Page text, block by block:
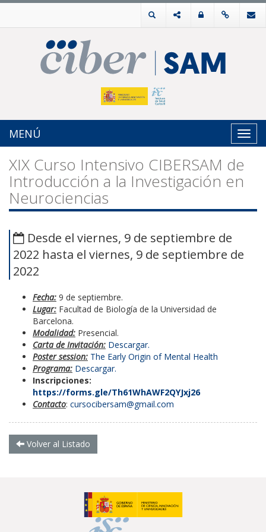
MENÚ
XIX Curso Intensivo CIBERSAM de
Introducción a la Investigación en
Neurociencias
Desde el viernes, 9 de septiembre de
2022 hasta el viernes, 9 de septiembre de
2022
Fecha: 9 de septiembre.
Lugar: Facultad de Biología de la Universidad de
Barcelona.
Modalidad: Presencial.
Carta de Invitación: Descargar.
Poster session: The Early Origin of Mental Health
Programa: Descargar.
Inscripciones:
https://forms.gle/Th61WhAWF2QYJxj26
Contacto: cursocibersam@gmail.com
Volver al Listado